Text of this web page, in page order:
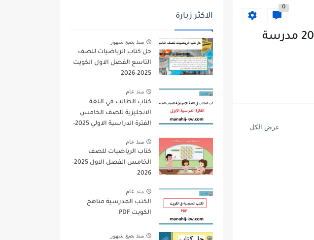
0
حل كتاب العلوم للصف السادس الفصل الاول 2025-2026 مدرسة
الاكثر زيارة
منذ بضع شهور
حل كتاب الرياضيات للصف
التاسع الفصل الاول الكويت
2025-2026
منذ عام
كتاب الطالب في اللغة
الانجليزية للصف الخامس
الفترة الدراسية الاولي 2025-
منذ عام
كتاب الرياضيات للصف
الخامس الفصل الاول 2025-
2026
منذ عام
الكتب المدرسية مناهج
الكويت PDF
منذ بضع شهور